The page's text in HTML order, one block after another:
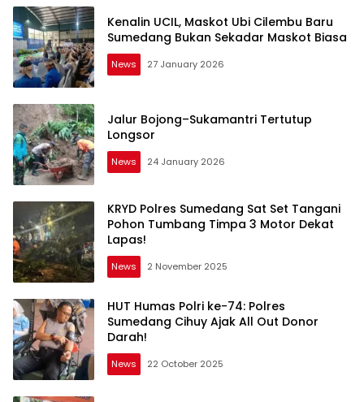
Kenalin UCIL, Maskot Ubi Cilembu Baru
Sumedang Bukan Sekadar Maskot Biasa
News 27 January 2026
Jalur Bojong–Sukamantri Tertutup
Longsor
News 24 January 2026
KRYD Polres Sumedang Sat Set Tangani
Pohon Tumbang Timpa 3 Motor Dekat
Lapas!​
News 2 November 2025
HUT Humas Polri ke-74: Polres
Sumedang Cihuy Ajak All Out Donor
Darah!
News 22 October 2025